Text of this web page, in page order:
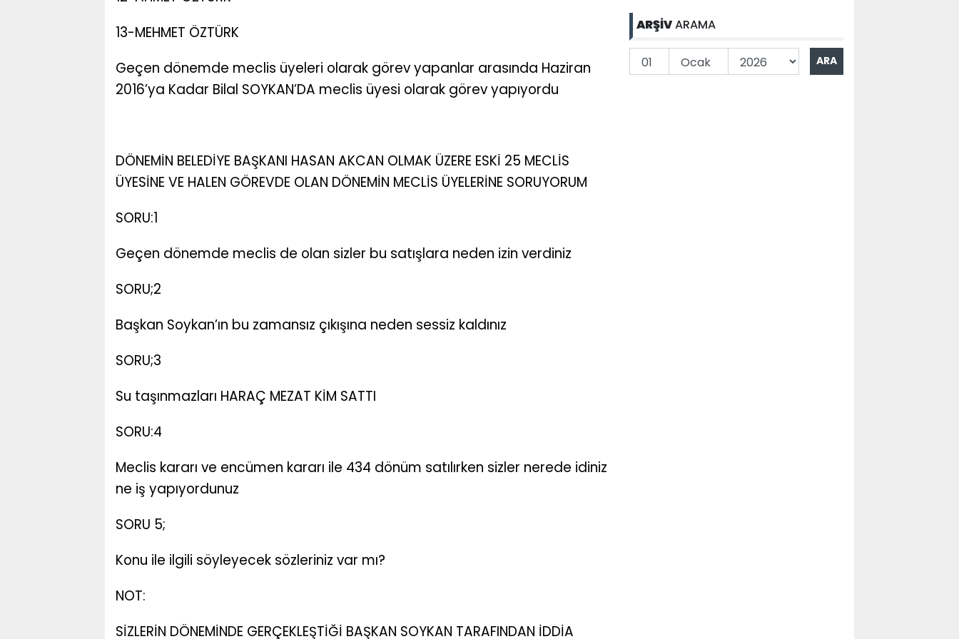
13-MEHMET ÖZTÜRK
Geçen dönemde meclis üyeleri olarak görev yapanlar arasında Haziran
2016’ya Kadar Bilal SOYKAN’DA meclis üyesi olarak görev yapıyordu
DÖNEMİN BELEDİYE BAŞKANI HASAN AKCAN OLMAK ÜZERE ESKİ 25 MECLİS
ÜYESİNE VE HALEN GÖREVDE OLAN DÖNEMİN MECLİS ÜYELERİNE SORUYORUM
SORU:1
Geçen dönemde meclis de olan sizler bu satışlara neden izin verdiniz
SORU;2
Başkan Soykan’ın bu zamansız çıkışına neden sessiz kaldınız
SORU;3
Su taşınmazları HARAÇ MEZAT KİM SATTI
SORU:4
Meclis kararı ve encümen kararı ile 434 dönüm satılırken sizler nerede idiniz
ne iş yapıyordunuz
SORU 5;
Konu ile ilgili söyleyecek sözleriniz var mı?
NOT:
SİZLERİN DÖNEMİNDE GERÇEKLEŞTİĞİ BAŞKAN SOYKAN TARAFINDAN İDDİA
ARŞİVARAMA